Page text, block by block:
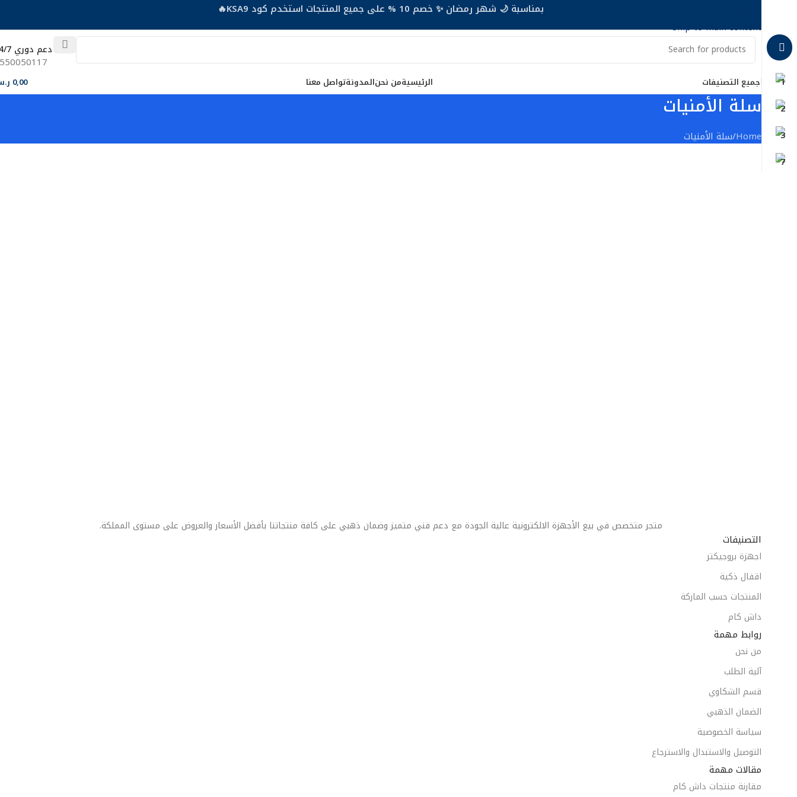
Skip to main content
بمناسبة 🌙 شهر رمضان ✨ خصم 10 % على جميع المنتجات استخدم كود KSA9🔥
دعم دوري 24/7
جميع التصنيفات الرئيسيةمن نحنالمدونةتواصل معنا 0,00
سلة الأمنيات
Home سلة الأمنيات
متجر متخصص في بيع الأجهزة الالكترونية عالية الجودة مع دعم فني متميز وضمان ذهبي على كافة منتجاتنا بأفضل الأسعار والعروض على مستوى المملكة.
التصنيفات
اجهزة بروجيكتر
اقفال ذكية
المنتجات حسب الماركة
داش كام
روابط مهمة
من نحن
آلية الطلب
قسم الشكاوي
الضمان الذهبي
سياسة الخصوصية
التوصيل والاستبدال والاسترجاع
مقالات مهمة
مقارنة منتجات داش كام